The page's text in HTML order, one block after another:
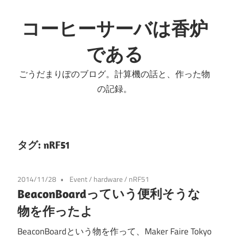
ン
テ
へ
プ
コーヒーサーバは香炉
である
ごうだまりぽのブログ。計算機の話と、作った物
の記録。
タグ: nRF51
2014/11/28 Event/ hardware/ nRF51
BeaconBoardっていう便利そうな
物を作ったよ
BeaconBoardという物を作って、Maker Faire Tokyo